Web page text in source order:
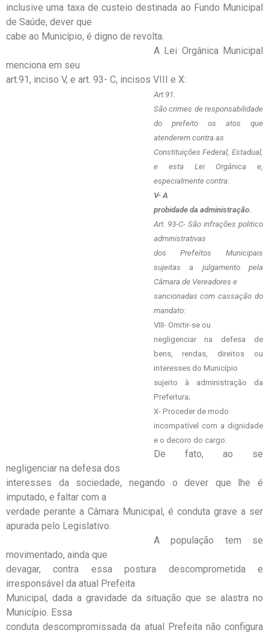
inclusive uma taxa de custeio destinada ao Fundo Municipal
de Saúde, dever que
cabe ao Município, é digno de revolta.
A Lei Orgânica Municipal
menciona em seu
art.91, inciso V, e art. 93- C, incisos VIII e X:
Art.91.
São crimes de responsabilidade
do prefeito os atos que
atenderem contra as
Constituições Federal, Estadual,
e esta Lei Orgânica e,
especialmente contra:
V- A
probidade da administração.
Art. 93-C- São infrações politico
administrativas
dos Prefeitos Municipais
sujeitas a julgamento pela
Câmara de Vereadores e
sancionadas com cassação do
mandato:
VIII- Omitir-se ou
negligenciar na defesa de
bens, rendas, direitos ou
interesses do Município
sujeito à administração da
Prefeitura;
X- Proceder de modo
incompatível com a dignidade
e o decoro do cargo.
De fato, ao se
negligenciar na defesa dos
interesses da sociedade, negando o dever que lhe é
imputado, e faltar com a
verdade perante a Câmara Municipal, é conduta grave a ser
apurada pelo Legislativo.
A população tem se
movimentado, ainda que
devagar, contra essa postura descomprometida e
irresponsável da atual Prefeita
Municipal, dada a gravidade da situação que se alastra no
Município. Essa
conduta descompromissada da atual Prefeita não configura